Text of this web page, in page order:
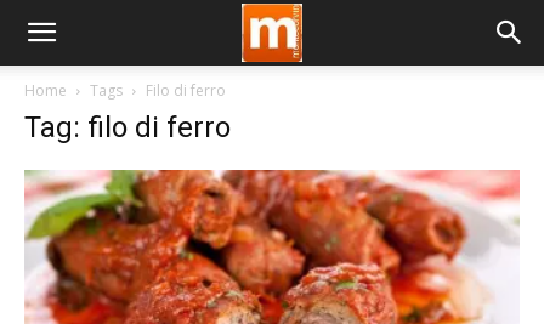
Home Tags Filo di ferro
Tag: filo di ferro